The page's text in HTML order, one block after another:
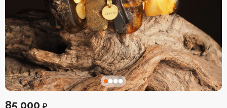
Коллекция «Зимнее
солнцестояние»
Коллекция «Мамины
помощники»
Колье
Хранители
пространства
Четки
Чокеры
Коллекция «Дыхание
тумана»
Коллекция «Два Солнца»
Коллекция «Рядом»
Коллекция «Летнее солнцестояние»
Браслеты
Брелоки
Броши
Коллекция «Зимнее солнцестояние»
Коллекция «Мамины помощники»
Колье
Кольца
Кулоны
85 000